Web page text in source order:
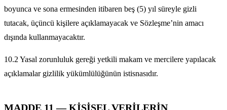
boyunca ve sona ermesinden itibaren beş (5) yıl süreyle gizli
tutacak, üçüncü kişilere açıklamayacak ve Sözleşme’nin amacı
dışında kullanmayacaktır.
10.2 Yasal zorunluluk gereği yetkili makam ve mercilere yapılacak
açıklamalar gizlilik yükümlülüğünün istisnasıdır.
MADDE 11 — KİŞİSEL VERİLERİN